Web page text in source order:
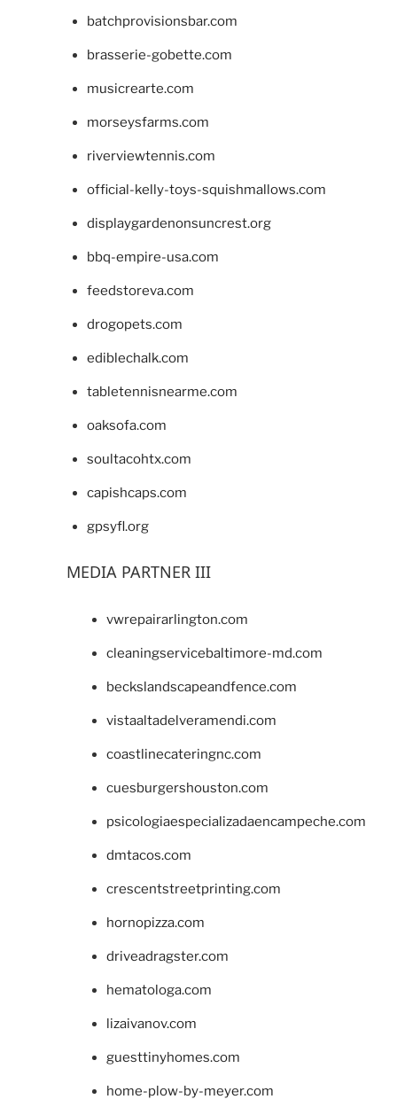
batchprovisionsbar.com
brasserie-gobette.com
musicrearte.com
morseysfarms.com
riverviewtennis.com
official-kelly-toys-squishmallows.com
displaygardenonsuncrest.org
bbq-empire-usa.com
feedstoreva.com
drogopets.com
ediblechalk.com
tabletennisnearme.com
oaksofa.com
soultacohtx.com
capishcaps.com
gpsyfl.org
MEDIA PARTNER III
vwrepairarlington.com
cleaningservicebaltimore-md.com
beckslandscapeandfence.com
vistaaltadelveramendi.com
coastlinecateringnc.com
cuesburgershouston.com
psicologiaespecializadaencampeche.com
dmtacos.com
crescentstreetprinting.com
hornopizza.com
driveadragster.com
hematologa.com
lizaivanov.com
guesttinyhomes.com
home-plow-by-meyer.com